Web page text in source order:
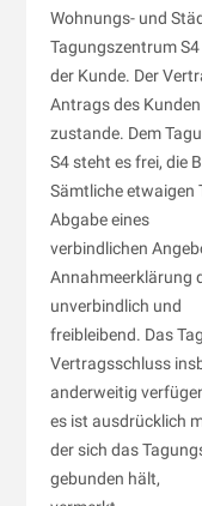
Wohnungs- und
Tagungszentrum
der Kunde. Der
Antrags des
zustande. Dem
S4 steht es frei, die
Sämtliche
Abgabe eines
verbindlichen
Annahmeerklärung
unverbindlich und
freibleibend. Das
Vertragsschluss
anderweitig
es ist ausdrücklich
der sich das
gebunden hält,